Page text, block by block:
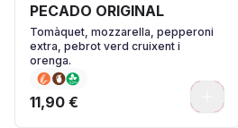
PECADO ORIGINAL
Tomàquet, mozzarella, pepperoni
extra, pebrot verd cruixent i
orenga.
11,90 €